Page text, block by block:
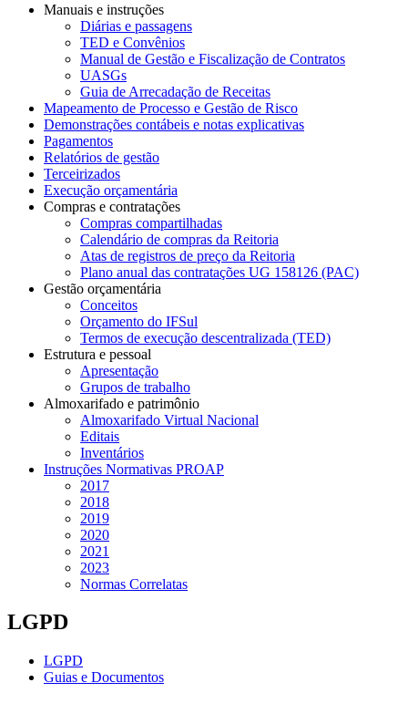
Manuais e instruções
Diárias e passagens
TED e Convênios
Manual de Gestão e Fiscalização de Contratos
UASGs
Guia de Arrecadação de Receitas
Mapeamento de Processo e Gestão de Risco
Demonstrações contábeis e notas explicativas
Pagamentos
Relatórios de gestão
Terceirizados
Execução orçamentária
Compras e contratações
Compras compartilhadas
Calendário de compras da Reitoria
Atas de registros de preço da Reitoria
Plano anual das contratações UG 158126 (PAC)
Gestão orçamentária
Conceitos
Orçamento do IFSul
Termos de execução descentralizada (TED)
Estrutura e pessoal
Apresentação
Grupos de trabalho
Almoxarifado e patrimônio
Almoxarifado Virtual Nacional
Editais
Inventários
Instruções Normativas PROAP
2017
2018
2019
2020
2021
2023
Normas Correlatas
LGPD
LGPD
Guias e Documentos